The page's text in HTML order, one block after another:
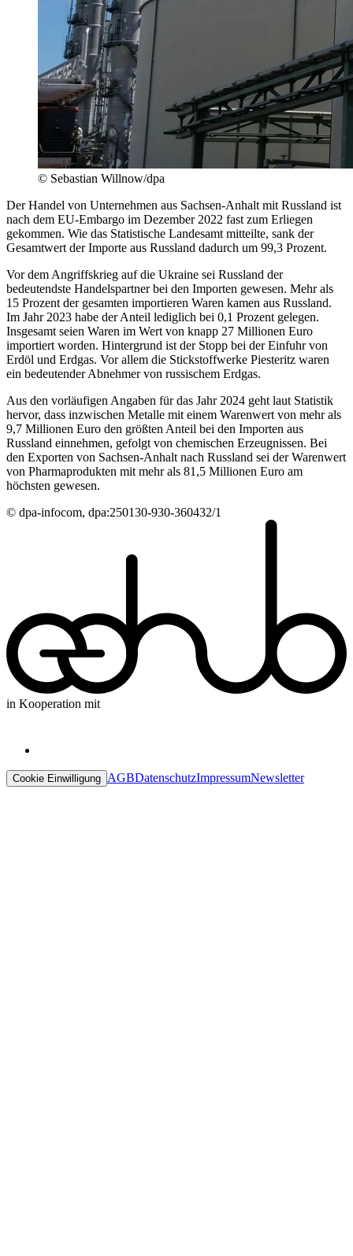
© Sebastian Willnow/dpa
Der Handel von Unternehmen aus Sachsen-Anhalt mit Russland ist
nach dem EU-Embargo im Dezember 2022 fast zum Erliegen
gekommen. Wie das Statistische Landesamt mitteilte, sank der
Gesamtwert der Importe aus Russland dadurch um 99,3 Prozent.
Vor dem Angriffskrieg auf die Ukraine sei Russland der
bedeutendste Handelspartner bei den Importen gewesen. Mehr als
15 Prozent der gesamten importieren Waren kamen aus Russland.
Im Jahr 2023 habe der Anteil lediglich bei 0,1 Prozent gelegen.
Insgesamt seien Waren im Wert von knapp 27 Millionen Euro
importiert worden. Hintergrund ist der Stopp bei der Einfuhr von
Erdöl und Erdgas. Vor allem die Stickstoffwerke Piesteritz waren
ein bedeutender Abnehmer von russischem Erdgas.
Aus den vorläufigen Angaben für das Jahr 2024 geht laut Statistik
hervor, dass inzwischen Metalle mit einem Warenwert von mehr als
9,7 Millionen Euro den größten Anteil bei den Importen aus
Russland einnehmen, gefolgt von chemischen Erzeugnissen. Bei
den Exporten von Sachsen-Anhalt nach Russland sei der Warenwert
von Pharmaprodukten mit mehr als 81,5 Millionen Euro am
höchsten gewesen.
© dpa-infocom, dpa:250130-930-360432/1
in Kooperation mit
Cookie Einwilligung AGBDatenschutzImpressumNewsletter